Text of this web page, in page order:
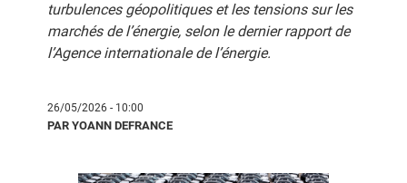
turbulences géopolitiques et les tensions sur les
marchés de l’énergie, selon le dernier rapport de
l’Agence internationale de l’énergie.
26/05/2026 - 10:00
PAR YOANN DEFRANCE